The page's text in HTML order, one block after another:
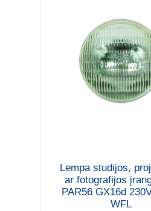
Lempa studijos,
ar fotografijos
PAR56 GX16d
WFL